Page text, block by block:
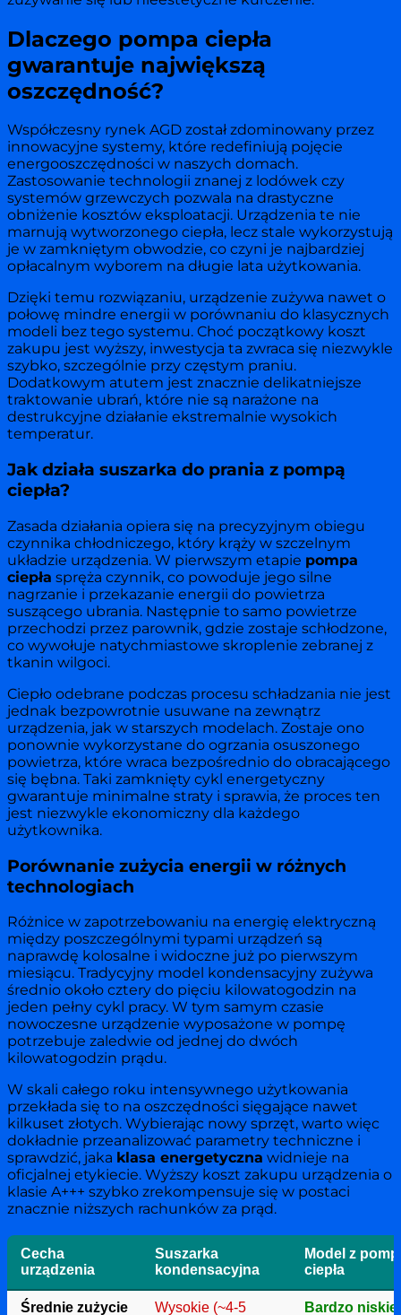
Dlaczego pompa ciepła
gwarantuje największą
oszczędność?
Współczesny rynek AGD został zdominowany przez
innowacyjne systemy, które redefiniują pojęcie
energooszczędności w naszych domach.
Zastosowanie technologii znanej z lodówek czy
systemów grzewczych pozwala na drastyczne
obniżenie kosztów eksploatacji. Urządzenia te nie
marnują wytworzonego ciepła, lecz stale wykorzystują
je w zamkniętym obwodzie, co czyni je najbardziej
opłacalnym wyborem na długie lata użytkowania.
Dzięki temu rozwiązaniu, urządzenie zużywa nawet o
połowę mindre energii w porównaniu do klasycznych
modeli bez tego systemu. Choć początkowy koszt
zakupu jest wyższy, inwestycja ta zwraca się niezwykle
szybko, szczególnie przy częstym praniu.
Dodatkowym atutem jest znacznie delikatniejsze
traktowanie ubrań, które nie są narażone na
destrukcyjne działanie ekstremalnie wysokich
temperatur.
Jak działa suszarka do prania z pompą
ciepła?
Zasada działania opiera się na precyzyjnym obiegu
czynnika chłodniczego, który krąży w szczelnym
układzie urządzenia. W pierwszym etapie pompa
ciepła spręża czynnik, co powoduje jego silne
nagrzanie i przekazanie energii do powietrza
suszącego ubrania. Następnie to samo powietrze
przechodzi przez parownik, gdzie zostaje schłodzone,
co wywołuje natychmiastowe skroplenie zebranej z
tkanin wilgoci.
Ciepło odebrane podczas procesu schładzania nie jest
jednak bezpowrotnie usuwane na zewnątrz
urządzenia, jak w starszych modelach. Zostaje ono
ponownie wykorzystane do ogrzania osuszonego
powietrza, które wraca bezpośrednio do obracającego
się bębna. Taki zamknięty cykl energetyczny
gwarantuje minimalne straty i sprawia, że proces ten
jest niezwykle ekonomiczny dla każdego
użytkownika.
Porównanie zużycia energii w różnych
technologiach
Różnice w zapotrzebowaniu na energię elektryczną
między poszczególnymi typami urządzeń są
naprawdę kolosalne i widoczne już po pierwszym
miesiącu. Tradycyjny model kondensacyjny zużywa
średnio około cztery do pięciu kilowatogodzin na
jeden pełny cykl pracy. W tym samym czasie
nowoczesne urządzenie wyposażone w pompę
potrzebuje zaledwie od jednej do dwóch
kilowatogodzin prądu.
W skali całego roku intensywnego użytkowania
przekłada się to na oszczędności sięgające nawet
kilkuset złotych. Wybierając nowy sprzęt, warto więc
dokładnie przeanalizować parametry techniczne i
sprawdzić, jaka klasa energetyczna widnieje na
oficjalnej etykiecie. Wyższy koszt zakupu urządzenia o
klasie A+++ szybko zrekompensuje się w postaci
znacznie niższych rachunków za prąd.
Cecha
urządzenia
Suszarka
kondensacyjna
Model z
ciepła
Średnie zużycie
Wysokie (~4-5
Bardzo niskie